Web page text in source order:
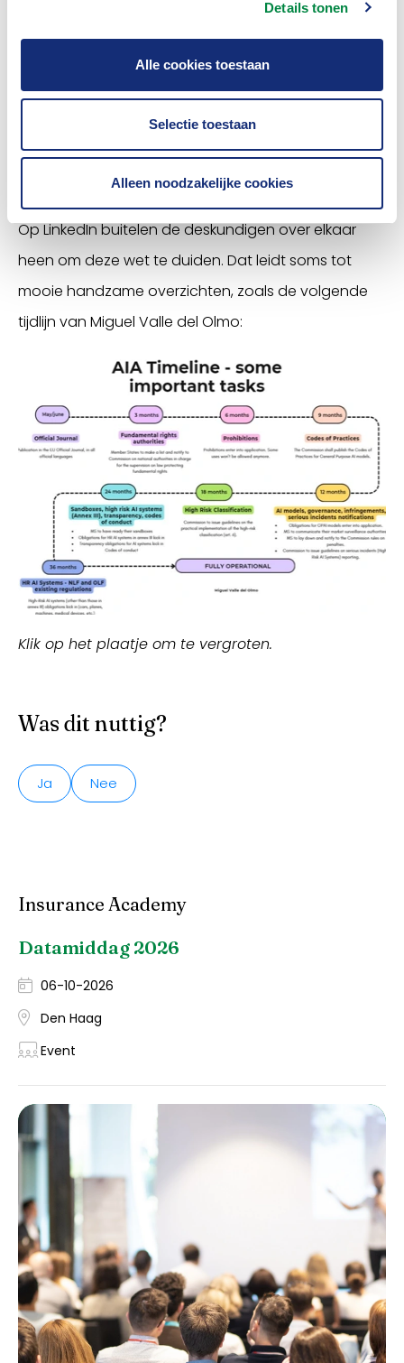
Details tonen
Alle cookies toestaan
Selectie toestaan
Alleen noodzakelijke cookies
toepassing. Na 36 maanden gelden ook de regels
voor AI-systemen die onderdeel uitmaken van
veiligheidssystemen (artikel 6 lid 1), zoals AI in de
automatische piloot van een vliegtuig.
Handzaam overzicht
Op LinkedIn buitelen de deskundigen over elkaar
heen om deze wet te duiden. Dat leidt soms tot
mooie handzame overzichten, zoals de volgende
tijdlijn van Miguel Valle del Olmo:
Klik op het plaatje om te vergroten.
Was dit nuttig?
Ja Nee
Insurance Academy
Datamiddag 2026
06-10-2026
Den Haag
Event